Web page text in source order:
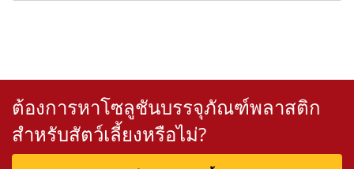
ต้องการหาโซลูชันบรรจุภัณฑ์พลาสติก
สำหรับสัตว์เลี้ยงหรือไม่?